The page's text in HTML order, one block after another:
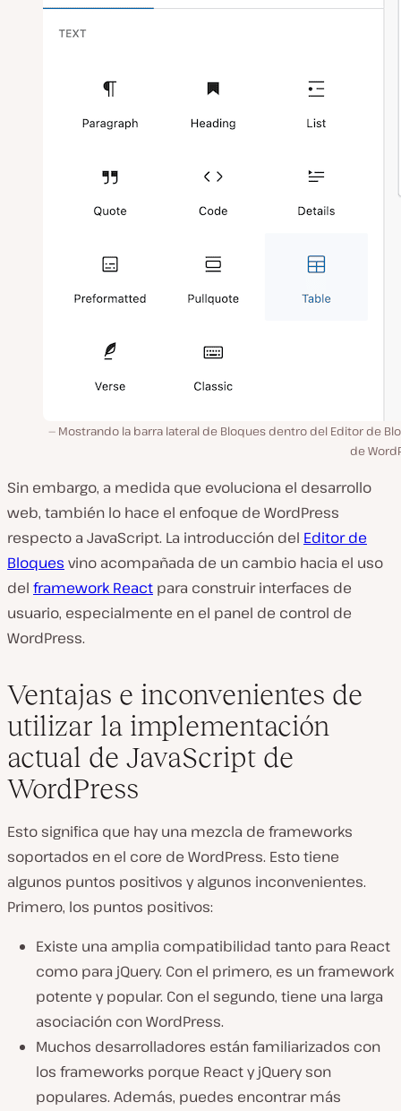
Mostrando la barra lateral de Bloques dentro del Editor de
de
Sin embargo, a medida que evoluciona el desarrollo
web, también lo hace el enfoque de WordPress
respecto a JavaScript. La introducción del Editor de
Bloques vino acompañada de un cambio hacia el uso
del framework React para construir interfaces de
usuario, especialmente en el panel de control de
WordPress.
Ventajas e inconvenientes de
utilizar la implementación
actual de JavaScript de
WordPress
Esto significa que hay una mezcla de frameworks
soportados en el core de WordPress. Esto tiene
algunos puntos positivos y algunos inconvenientes.
Primero, los puntos positivos:
Existe una amplia compatibilidad tanto para React
como para jQuery. Con el primero, es un framework
potente y popular. Con el segundo, tiene una larga
asociación con WordPress.
Muchos desarrolladores están familiarizados con
los frameworks porque React y jQuery son
populares. Además, puedes encontrar más